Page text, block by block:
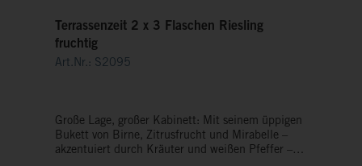
Terrassenzeit 2 x 3 Flaschen Riesling
fruchtig
Art.Nr.: S2095
Große Lage, großer Kabinett: Mit seinem üppigen
Bukett von Birne, Zitrusfrucht und Mirabelle –
akzentuiert durch Kräuter und weißen Pfeffer –